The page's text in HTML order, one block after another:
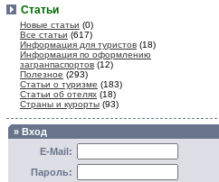
Статьи
Новые статьи (0)
Все статьи (617)
Информация для туристов (18)
Информация по оформлению
загранпаспортов (12)
Полезное (293)
Статьи о туризме (183)
Статьи об отелях (18)
Страны и курорты (93)
» Вход
E-Mail:
Пароль: